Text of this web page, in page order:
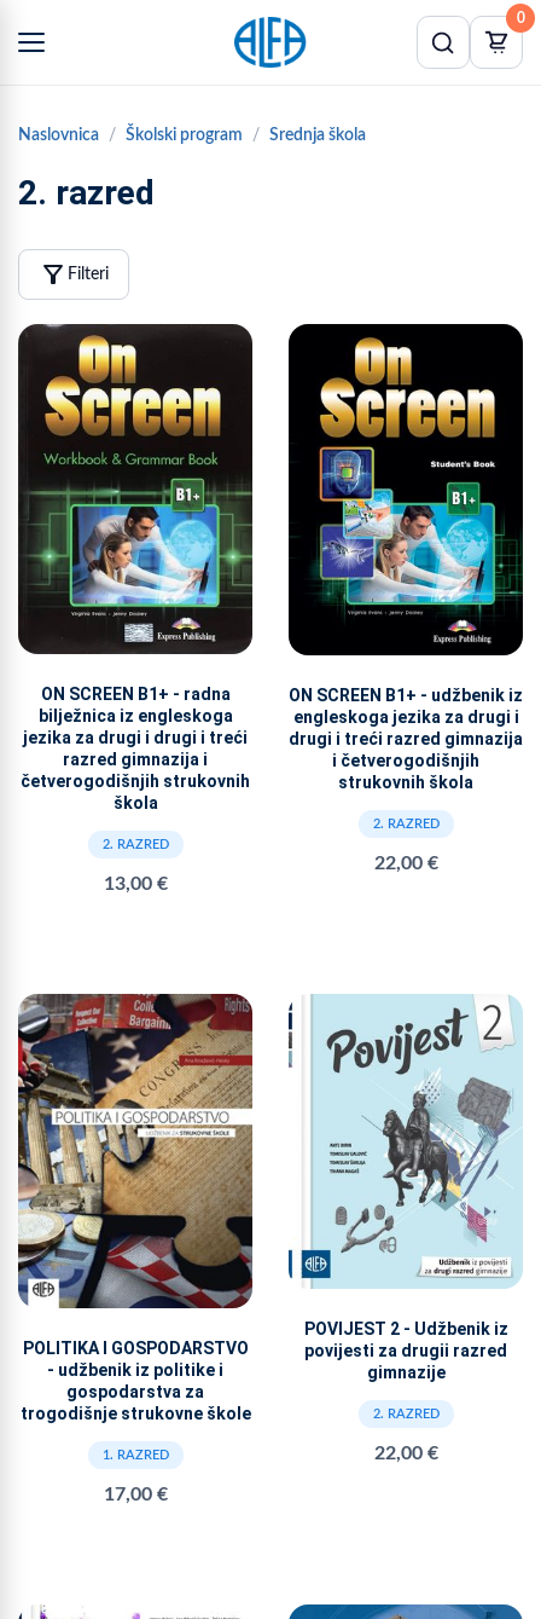
0
Naslovnica Školski program Srednja škola
2. razred
filter_alt Filteri
ON SCREEN B1+ - radna
bilježnica iz engleskoga
jezika za drugi i drugi i treći
razred gimnazija i
četverogodišnjih strukovnih
škola
2. RAZRED
13,00 €
ON SCREEN B1+ - udžbenik iz
engleskoga jezika za drugi i
drugi i treći razred gimnazija
i četverogodišnjih
strukovnih škola
2. RAZRED
22,00 €
POLITIKA I GOSPODARSTVO
- udžbenik iz politike i
gospodarstva za
trogodišnje strukovne škole
1. RAZRED
17,00 €
POVIJEST 2 - Udžbenik iz
povijesti za drugii razred
gimnazije
2. RAZRED
22,00 €